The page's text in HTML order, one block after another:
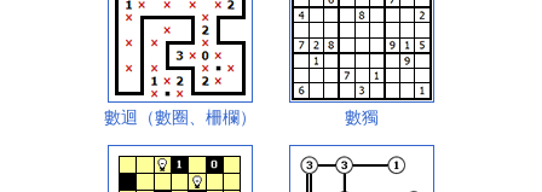
數迴（數圈、柵欄） 數獨